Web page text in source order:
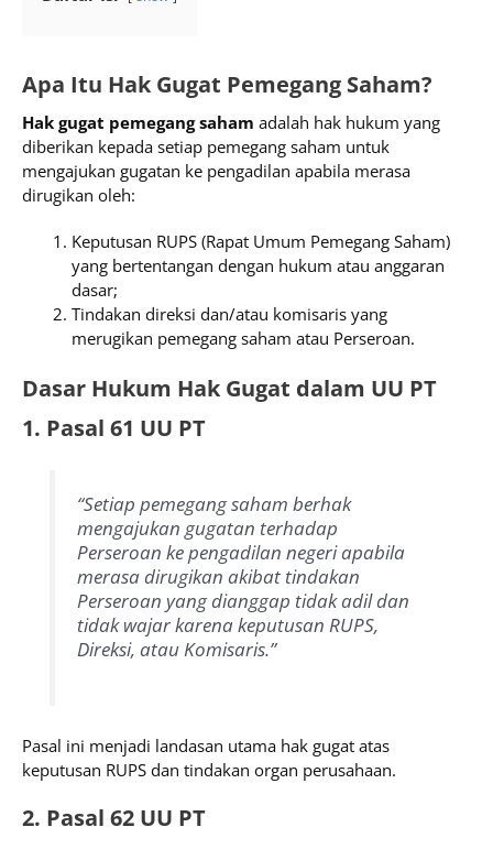
Apa Itu Hak Gugat Pemegang Saham?
Hak gugat pemegang saham adalah hak hukum yang
diberikan kepada setiap pemegang saham untuk
mengajukan gugatan ke pengadilan apabila merasa
dirugikan oleh:
Keputusan RUPS (Rapat Umum Pemegang Saham)
yang bertentangan dengan hukum atau anggaran
dasar;
Tindakan direksi dan/atau komisaris yang
merugikan pemegang saham atau Perseroan.
Dasar Hukum Hak Gugat dalam UU PT
1. Pasal 61 UU PT
“Setiap pemegang saham berhak
mengajukan gugatan terhadap
Perseroan ke pengadilan negeri apabila
merasa dirugikan akibat tindakan
Perseroan yang dianggap tidak adil dan
tidak wajar karena keputusan RUPS,
Direksi, atau Komisaris.”
Pasal ini menjadi landasan utama hak gugat atas
keputusan RUPS dan tindakan organ perusahaan.
2. Pasal 62 UU PT